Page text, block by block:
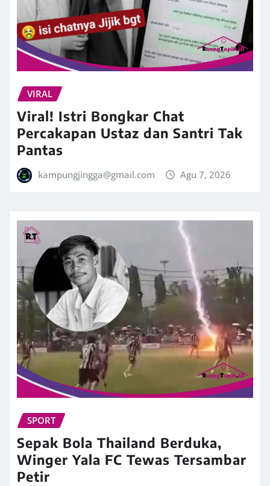
VIRAL
Viral! Istri Bongkar Chat
Percakapan Ustaz dan Santri Tak
Pantas
kampungjingga@gmail.com Agu 7, 2026
SPORT
Sepak Bola Thailand Berduka,
Winger Yala FC Tewas Tersambar
Petir